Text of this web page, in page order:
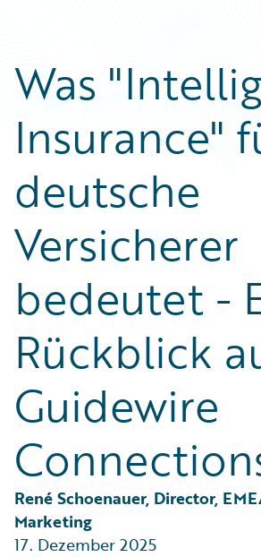
Blog
Help and Support
Customer Viewpoint
Developers
Intelligent Experience
Technology
Trends
Was
Insurance"
deutsche
Versicherer
bedeutet -
Rückblick
Guidewire
René Schoenauer, Director,
Marketing
17. Dezember 2025